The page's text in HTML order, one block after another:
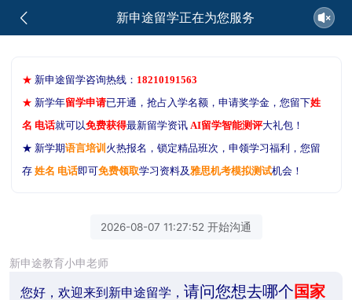
新申途留学正在为您服务
★ 新申途留学咨询热线： 18210191563
★ 新学年留学申请已开通，抢占入学名额，申请奖学金，您留下姓
名 电话就可以免费获得最新留学资讯 AI留学智能测评大礼包！
★ 新学期语言培训 火热报名，锁定精品班次，申领学习福利，您留
存姓名 电话即可免费领取学习资料及雅思机考模拟测试机会！
2026-08-07 11:27:52 开始沟通
新申途教育小申老师
您好，欢迎来到新申途留学， 请问您想去哪个国家